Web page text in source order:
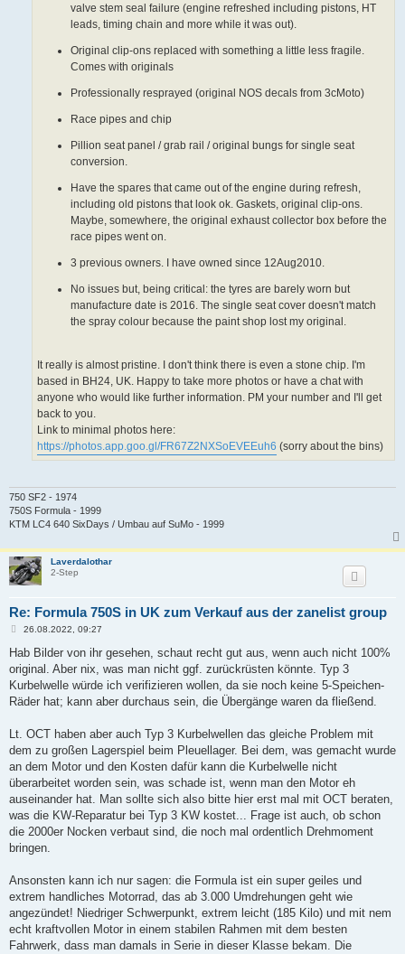
valve stem seal failure (engine refreshed including pistons, HT
leads, timing chain and more while it was out).
Original clip-ons replaced with something a little less fragile.
Comes with originals
Professionally resprayed (original NOS decals from 3cMoto)
Race pipes and chip
Pillion seat panel / grab rail / original bungs for single seat
conversion.
Have the spares that came out of the engine during refresh,
including old pistons that look ok. Gaskets, original clip-ons.
Maybe, somewhere, the original exhaust collector box before the
race pipes went on.
3 previous owners. I have owned since 12Aug2010.
No issues but, being critical: the tyres are barely worn but
manufacture date is 2016. The single seat cover doesn't match
the spray colour because the paint shop lost my original.
It really is almost pristine. I don't think there is even a stone chip. I'm
based in BH24, UK. Happy to take more photos or have a chat with
anyone who would like further information. PM your number and I'll get
back to you.
Link to minimal photos here:
https://photos.app.goo.gl/FR67Z2NXSoEVEEuh6 (sorry about the bins)
750 SF2 - 1974
750S Formula - 1999
KTM LC4 640 SixDays / Umbau auf SuMo - 1999
Laverdalothar
2-Step
Re: Formula 750S in UK zum Verkauf aus der zanelist group
B
i
r
a
26.08.2022, 09:27
Hab Bilder von ihr gesehen, schaut recht gut aus, wenn auch nicht 100%
original. Aber nix, was man nicht ggf. zurückrüsten könnte. Typ 3
Kurbelwelle würde ich verifizieren wollen, da sie noch keine 5-Speichen-
Räder hat; kann aber durchaus sein, die Übergänge waren da fließend.
Lt. OCT haben aber auch Typ 3 Kurbelwellen das gleiche Problem mit
dem zu großen Lagerspiel beim Pleuellager. Bei dem, was gemacht wurde
an dem Motor und den Kosten dafür kann die Kurbelwelle nicht
überarbeitet worden sein, was schade ist, wenn man den Motor eh
auseinander hat. Man sollte sich also bitte hier erst mal mit OCT beraten,
was die KW-Reparatur bei Typ 3 KW kostet... Frage ist auch, ob schon
die 2000er Nocken verbaut sind, die noch mal ordentlich Drehmoment
bringen.
Ansonsten kann ich nur sagen: die Formula ist ein super geiles und
extrem handliches Motorrad, das ab 3.000 Umdrehungen geht wie
angezündet! Niedriger Schwerpunkt, extrem leicht (185 Kilo) und mit nem
echt kraftvollen Motor in einem stabilen Rahmen mit dem besten
Fahrwerk, dass man damals in Serie in dieser Klasse bekam. Die